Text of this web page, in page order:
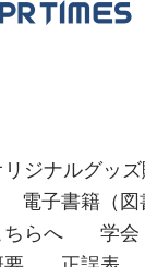
ジナルグッ
電子書籍（図
らへ
学